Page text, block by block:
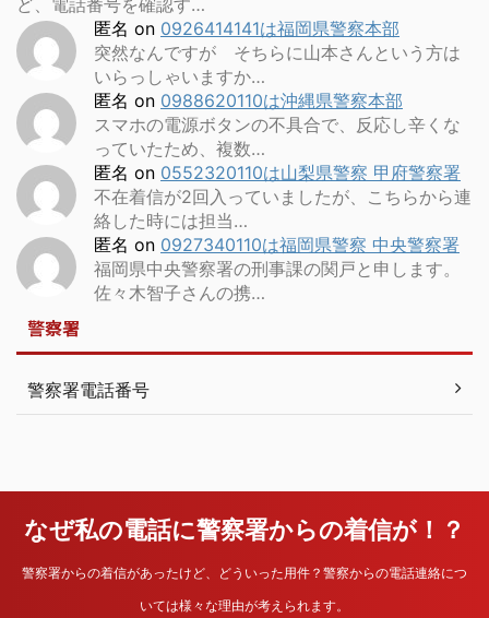
ど、電話番号を確認す…
匿名 on 0926414141は福岡県警察本部
突然なんですが そちらに山本さんという方は
いらっしゃいますか…
匿名 on 0988620110は沖縄県警察本部
スマホの電源ボタンの不具合で、反応し辛くな
っていたため、複数…
匿名 on 0552320110は山梨県警察 甲府警察署
不在着信が2回入っていましたが、こちらから連
絡した時には担当…
匿名 on 0927340110は福岡県警察 中央警察署
福岡県中央警察署の刑事課の関戸と申します。
佐々木智子さんの携…
警察署
警察署電話番号
なぜ私の電話に警察署からの着信が！？
警察署からの着信があったけど、どういった用件？警察からの電話連絡につ
いては様々な理由が考えられます。